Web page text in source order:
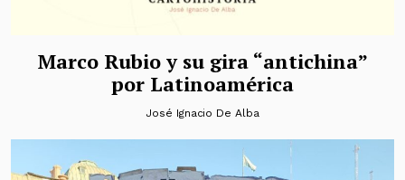
Marco Rubio y su gira “antichina”
por Latinoamérica
José Ignacio De Alba